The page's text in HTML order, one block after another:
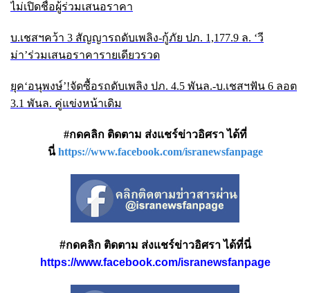
ไม่เปิดชื่อผู้ร่วมเสนอราคา
บ.เชสฯคว้า 3 สัญญารถดับเพลิง-กู้ภัย ปภ. 1,177.9 ล. ‘วี
ม่า’ร่วมเสนอราคารายเดียวรวด
ยุค‘อนุพงษ์’!จัดซื้อรถดับเพลิง ปภ. 4.5 พันล.-บ.เชสฯฟัน 6 ลอต
3.1 พันล. คู่แข่งหน้าเดิม
#กดคลิก ติดตาม ส่งแชร์ข่าวอิศรา ได้ที่
นี่ https://www.facebook.com/isranewsfanpage
#กดคลิก ติดตาม ส่งแชร์ข่าวอิศรา ได้ที่นี่
https://www.facebook.com/isranewsfanpage